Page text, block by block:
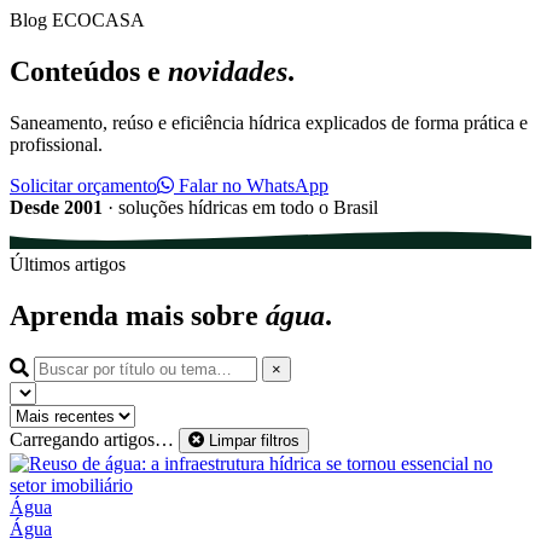
Blog ECOCASA
Conteúdos e novidades.
Saneamento, reúso e eficiência hídrica explicados de forma prática e
profissional.
Solicitar orçamento
Falar no WhatsApp
Desde 2001 · soluções hídricas em todo o Brasil
Últimos artigos
Aprenda mais sobre água.
Buscar
artigos
por
título
ou
tema
×
Ano
de
publicação
Ordenar
Carregando artigos…
Limpar filtros
Água
Água